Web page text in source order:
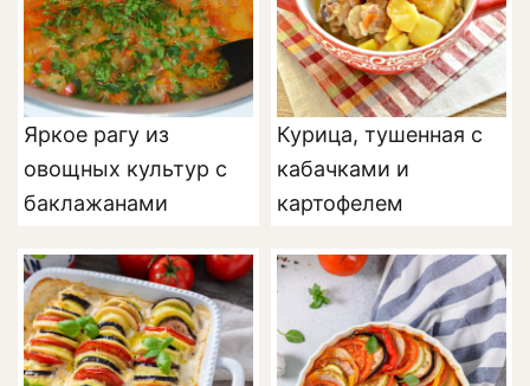
Яркое рагу из
овощных культур с
баклажанами
Курица, тушенная с
кабачками и
картофелем